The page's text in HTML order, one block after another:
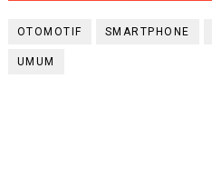
OTOMOTIF SMARTPHONE
UMUM